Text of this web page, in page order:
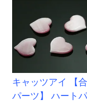
キャッツアイ 【
パーツ】 ハート